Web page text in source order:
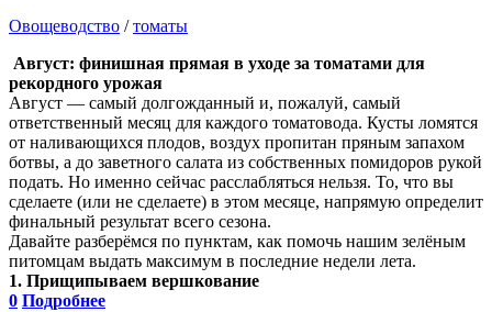
Овощеводство /томаты
Август: финишная прямая в уходе за томатами для
рекордного урожая
Август — самый долгожданный и, пожалуй, самый
ответственный месяц для каждого томатовода. Кусты ломятся
от наливающихся плодов, воздух пропитан пряным запахом
ботвы, а до заветного салата из собственных помидоров рукой
подать. Но именно сейчас расслабляться нельзя. То, что вы
сделаете (или не сделаете) в этом месяце, напрямую определит
финальный результат всего сезона.
Давайте разберёмся по пунктам, как помочь нашим зелёным
питомцам выдать максимум в последние недели лета.
1. Прищипываем вершкование
0 Подробнее